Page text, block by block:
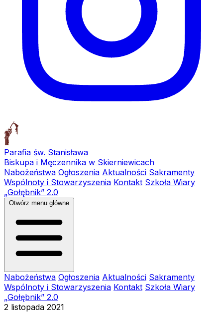
Parafia św. Stanisława
Biskupa i Męczennika w Skierniewicach
Nabożeństwa Ogłoszenia Aktualności Sakramenty
Wspólnoty i Stowarzyszenia Kontakt Szkoła Wiary
„Gołębnik” 2.0
Otwórz menu główne
Nabożeństwa Ogłoszenia Aktualności Sakramenty
Wspólnoty i Stowarzyszenia Kontakt Szkoła Wiary
„Gołębnik” 2.0
2 listopada 2021